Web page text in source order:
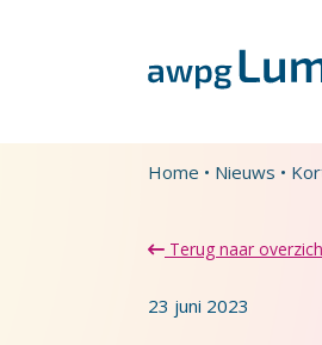
Home • Nieuws •
Terug naar
23 juni 2023